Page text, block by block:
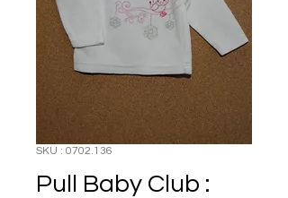
SKU : 0702.136
Pull Baby Club :